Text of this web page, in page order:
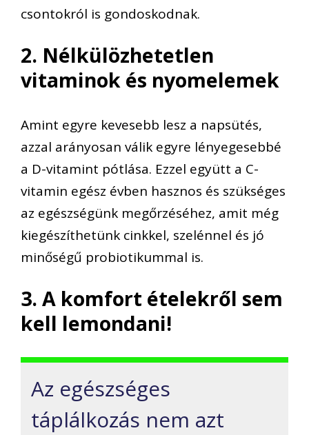
csontokról is gondoskodnak.
2. Nélkülözhetetlen
vitaminok és nyomelemek
Amint egyre kevesebb lesz a napsütés,
azzal arányosan válik egyre lényegesebbé
a D-vitamint pótlása. Ezzel együtt a C-
vitamin egész évben hasznos és szükséges
az egészségünk megőrzéséhez, amit még
kiegészíthetünk cinkkel, szelénnel és jó
minőségű probiotikummal is.
3. A komfort ételekről sem
kell lemondani!
Az egészséges
táplálkozás nem azt